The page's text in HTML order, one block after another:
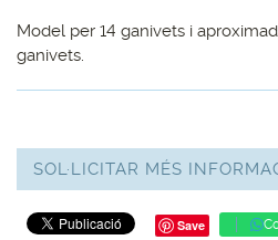
Model per 14 ganivets i
ganivets.
Save
SOL·LICITAR MÉS